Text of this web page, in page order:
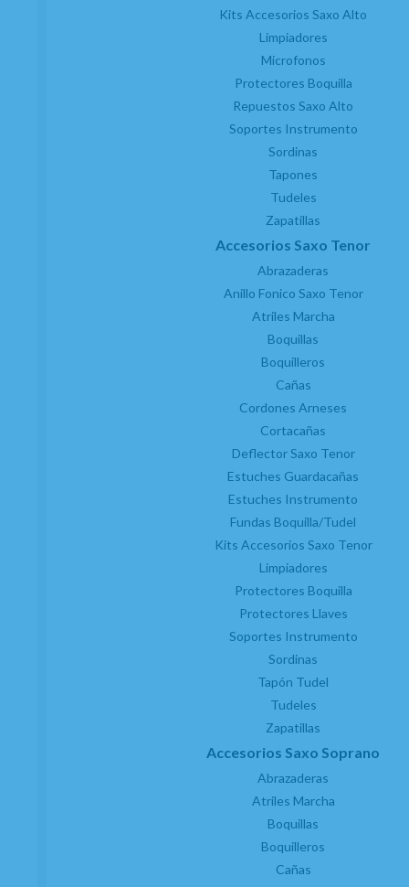
Kits Accesorios Saxo Alto
Limpiadores
Microfonos
Protectores Boquilla
Repuestos Saxo Alto
Soportes Instrumento
Sordinas
Tapones
Tudeles
Zapatillas
Accesorios Saxo Tenor
Abrazaderas
Anillo Fonico Saxo Tenor
Atriles Marcha
Boquillas
Boquilleros
Cañas
Cordones Arneses
Cortacañas
Deflector Saxo Tenor
Estuches Guardacañas
Estuches Instrumento
Fundas Boquilla/Tudel
Kits Accesorios Saxo Tenor
Limpiadores
Protectores Boquilla
Protectores Llaves
Soportes Instrumento
Sordinas
Tapón Tudel
Tudeles
Zapatillas
Accesorios Saxo Soprano
Abrazaderas
Atriles Marcha
Boquillas
Boquilleros
Cañas